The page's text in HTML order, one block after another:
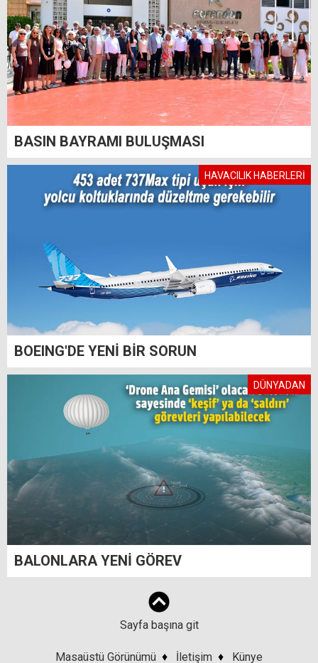
BASIN BAYRAMI BULUŞMASI
HAVACILIK HABERLERİ
BOEING'DE YENİ BİR SORUN
DÜNYADAN
BALONLARA YENİ GÖREV
Sayfa başına git
Masaüstü Görünümü ♦ İletişim ♦ Künye